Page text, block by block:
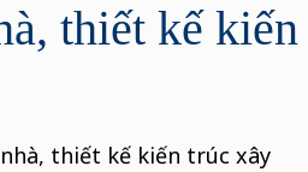
thiết kế kiến
thiết kế kiến trúc xây